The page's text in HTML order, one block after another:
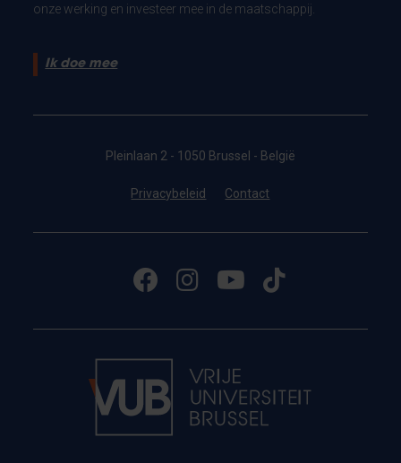
onze werking en investeer mee in de maatschappij.
Ik doe mee
Pleinlaan 2 - 1050 Brussel - België
Privacybeleid Contact